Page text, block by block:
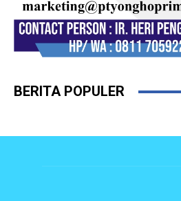
BERITA POPULER